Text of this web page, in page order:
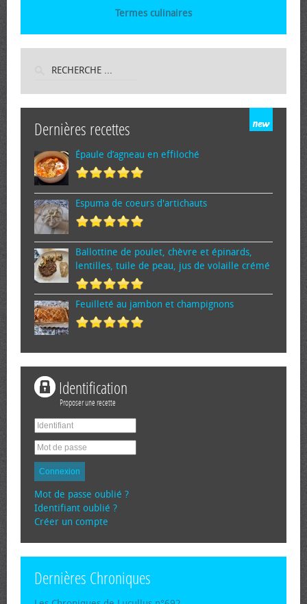
Termes culinaires
Dernières recettes
Épaule d’agneau en effiloché
Espuma de cœurs d'artichauts
Ballottine de poulet, chèvre et épinards,
lentilles, tuile de peau, jus de volaille crémé
Feuilleté au jambon et champignons
Identification
Proposer une recette
Connexion
Mot de passe oublié ?
Identifiant oublié ?
Créer un compte
Dernières Chroniques